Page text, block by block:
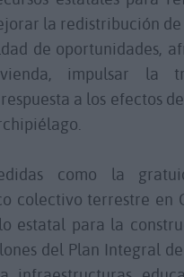
la redistribución
de oportunidades,
impulsar la
a los efectos
como la
colectivo terrestre en
estatal para la
del Plan Integral